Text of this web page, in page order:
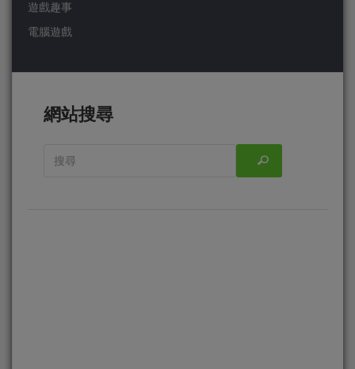
遊戲趣事
電腦遊戲
網站搜尋